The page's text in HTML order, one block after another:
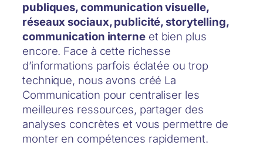
publiques, communication visuelle,
réseaux sociaux, publicité, storytelling,
communication interneet bien plus
encore. Face à cette richesse
d’informations parfois éclatée ou trop
technique, nous avons créé La
Communication pour centraliser les
meilleures ressources, partager des
analyses concrètes et vous permettre de
monter en compétences rapidement.